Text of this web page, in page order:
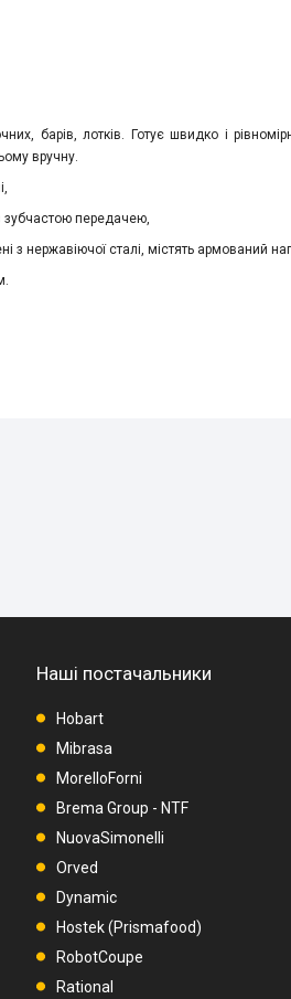
барів, лотків. Готує швидко і
вручну.
зубчастою передачею,
з нержавіючої сталі, містять армований
Наші постачальники
Hobart
Mibrasa
MorelloForni
Brema Group - NTF
NuovaSimonelli
Orved
Dynamic
Hostek (Prismafood)
RobotCoupe
Rational